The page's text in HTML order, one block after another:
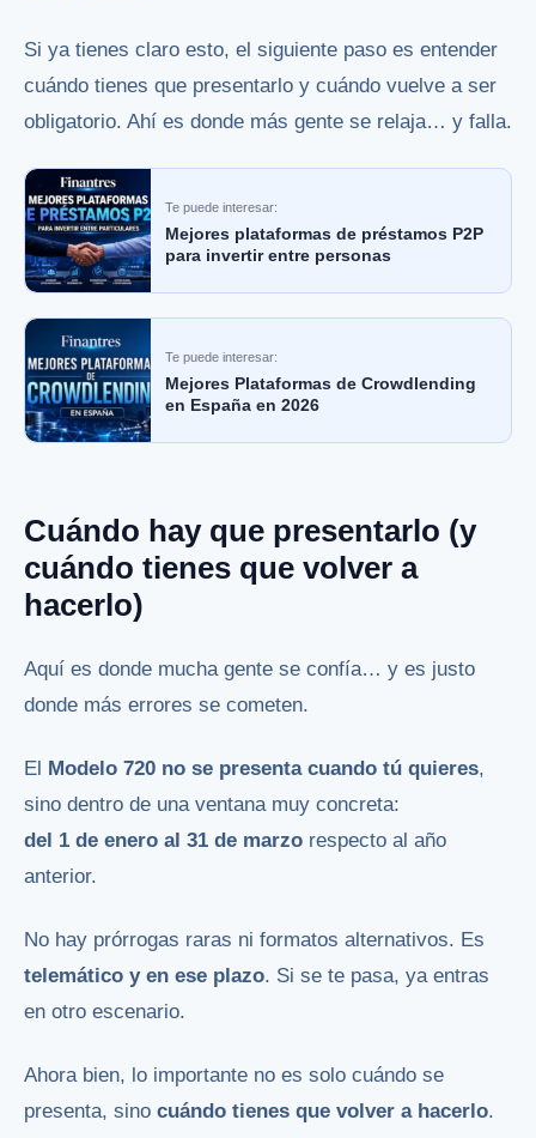
Si ya tienes claro esto, el siguiente paso es entender
cuándo tienes que presentarlo y cuándo vuelve a ser
obligatorio. Ahí es donde más gente se relaja… y falla.
Te puede interesar:
Mejores plataformas de préstamos P2P
para invertir entre personas
Te puede interesar:
Mejores Plataformas de Crowdlending
en España en 2026
Cuándo hay que presentarlo (y
cuándo tienes que volver a
hacerlo)
Aquí es donde mucha gente se confía… y es justo
donde más errores se cometen.
El Modelo 720 no se presenta cuando tú quieres,
sino dentro de una ventana muy concreta:
del 1 de enero al 31 de marzo respecto al año
anterior.
No hay prórrogas raras ni formatos alternativos. Es
telemático y en ese plazo. Si se te pasa, ya entras
en otro escenario.
Ahora bien, lo importante no es solo cuándo se
presenta, sino cuándo tienes que volver a hacerlo.